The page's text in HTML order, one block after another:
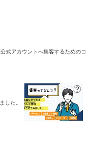
式アカウントへ集客するためのコ
した。